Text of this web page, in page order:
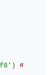
)
#